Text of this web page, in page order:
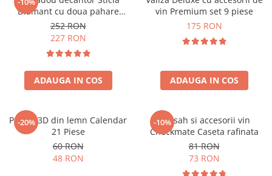
Diamant cu doua pahare
Deluxe
252 RON
227 RON
ADAUGA IN COS
vin Premium set 9 piese
175 RON
ADAUGA IN COS
-20%
Puzzle 3D din lemn Calendar
21 Piese
60 RON
48 RON
-10%
Set sah si accesorii vin
Checkmate Caseta rafinata
81 RON
73 RON